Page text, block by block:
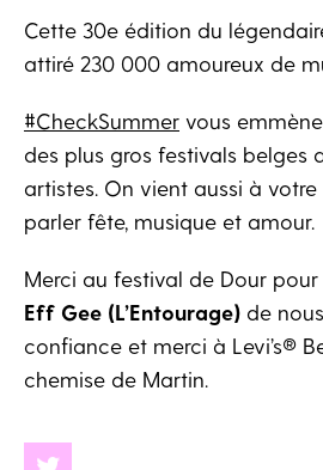
Cette 30e édition du
attiré 230 000 amoureux de
#CheckSummer vous
des plus gros festivals belges
artistes. On vient aussi à
parler fête, musique et amour.
Merci au festival de Dour pour
Eff Gee (L’Entourage) de
confiance et merci à Levi’s®
chemise de Martin.